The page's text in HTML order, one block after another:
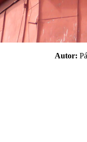
Autor: